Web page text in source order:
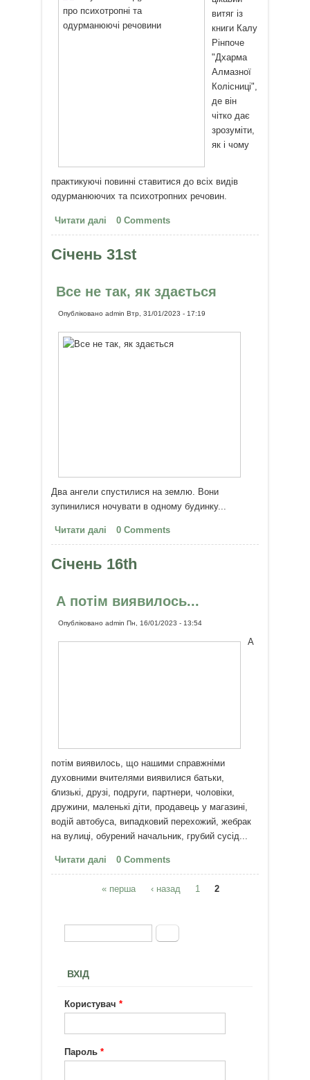
витяг із
книги Калу
Рінпоче
"Дхарма
Алмазної
Колісниці",
де він
чітко дає
зрозуміти,
як і чому
практикуючі повинні ставитися до всіх видів
одурманюючих та психотропних речовин.
Читати далі про Духовні вчителі про
психотропні та одурманюючі
речовини
0 Comments
Січень 31st
Все не так, як здається
Опублікованоadmin Втр, 31/01/2023 - 17:19
Два ангели спустилися на землю. Вони
зупинилися ночувати в одному будинку...
Читати далі про Все не так, як здається
0 Comments
Січень 16th
А потім виявилось...
Опублікованоadmin Пн, 16/01/2023 - 13:54
А
потім виявилось, що нашими справжніми
духовними вчителями виявилися батьки,
близькі, друзі, подруги, партнери, чоловіки,
дружини, маленькі діти, продавець у магазині,
водій автобуса, випадковий перехожий, жебрак
на вулиці, обурений начальник, грубий сусід...
Читати далі про А потім виявилось...
0 Comments
Сторінки« перша ‹ назад 1 2
Пошукова форма
Пошук
ВХІД
Користувач*
Пароль*